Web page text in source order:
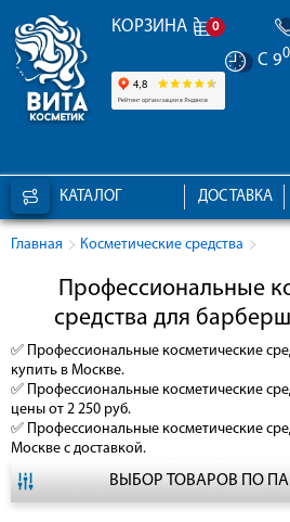
КОРЗИНА 0
С 9
КАТАЛОГ ДОСТАВКА
Главная Косметические средства
Профессиональные
средства для
✅ Профессиональные косметические
купить в Москве.
✅ Профессиональные косметические
цены от 2 250 руб.
✅ Профессиональные косметические
Москве с доставкой.
ВЫБОР ТОВАРОВ ПО